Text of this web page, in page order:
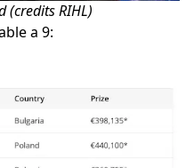
(credits RIHL)
a 9: